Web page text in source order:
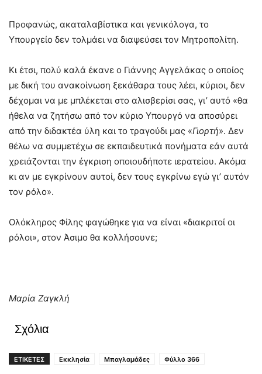
Προφανώς, ακαταλαβίστικα και γενικόλογα, το
Υπουργείο δεν τολμάει να διαψεύσει τον Μητροπολίτη.
Κι έτσι, πολύ καλά έκανε ο Γιάννης Αγγελάκας ο οποίος
με δική του ανακοίνωση ξεκάθαρα τους λέει, κύριοι, δεν
δέχομαι να με μπλέκεται στο αλισβερίσι σας, γι’ αυτό «θα
ήθελα να ζητήσω από τον κύριο Υπουργό να αποσύρει
από την διδακτέα ύλη και το τραγούδι μας «Γιορτή». Δεν
θέλω να συμμετέχω σε εκπαιδευτικά πονήματα εάν αυτά
χρειάζονται την έγκριση οποιουδήποτε ιερατείου. Ακόμα
κι αν με εγκρίνουν αυτοί, δεν τους εγκρίνω εγώ γι’ αυτόν
τον ρόλο».
Ολόκληρος Φίλης φαγώθηκε για να είναι «διακριτοί οι
ρόλοι», στον Άσιμο θα κολλήσουνε;
Μαρία Ζαγκλή
Σχόλια
ΕΤΙΚΕΤΕΣ Εκκλησία Μπαγλαμάδες Φύλλο 366